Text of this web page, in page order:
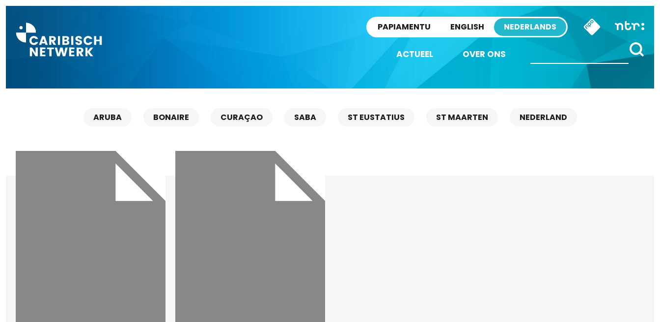
PAPIAMENTU ENGLISH NEDERLANDS
ACTUEEL OVER ONS
ARUBA BONAIRE CURAÇAO SABA ST EUSTATIUS ST MAARTEN NEDERLAND